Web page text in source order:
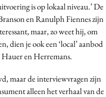
is op lokaal niveau.’ De
en Ranulph Fiennes zijn
maar, zo weet hij, om
dien je ook een ‘local’ aanbod
Hauer en Herremans.
maar de interviewvragen zijn
alleen het verhaal van de